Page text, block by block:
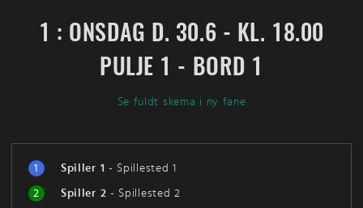
1 : ONSDAG D. 30.6 - KL. 18.00
PULJE 1 - BORD 1
Se fuldt skema i ny fane
1 Spiller 1 - Spillested 1
2
Spiller 2 - Spillested 2